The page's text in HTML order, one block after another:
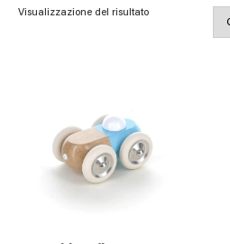
Visualizzazione del risultato